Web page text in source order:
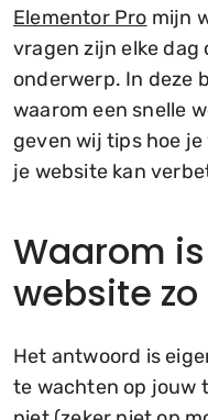
Elementor Pro mijn
vragen zijn elke dag
onderwerp. In deze
waarom een snelle
geven wij tips hoe
je website kan
Waarom
website
Het antwoord is
te wachten op jouw